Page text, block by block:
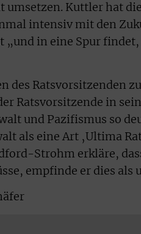
umsetzen. Kuttler hat
intensiv mit den
„und in eine Spur
des Ratsvorsitzenden
Ratsvorsitzende in
und Pazifismus so
als eine Art ‚Ultima
Strohm erkläre,
empfinde er dies